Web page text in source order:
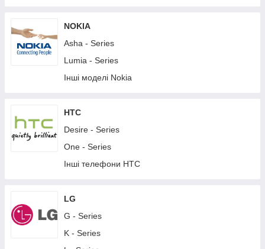
X - Series
XA - Series
XZ - Series
Z - Series
Планшети Sony
NOKIA
Asha - Series
Lumia - Series
Інші моделі Nokia
HTC
Desire - Series
One - Series
Інші телефони HTC
LG
G - Series
K - Series